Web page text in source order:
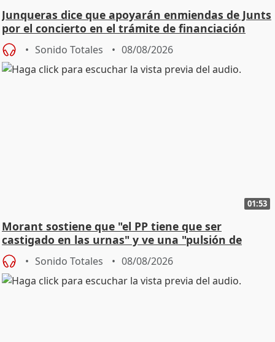
Junqueras dice que apoyarán enmiendas de Junts
por el concierto en el trámite de financiación
Sonido Totales 08/08/2026
01:53
Morant sostiene que "el PP tiene que ser
castigado en las urnas" y ve una "pulsión de
cambio"
Sonido Totales 08/08/2026